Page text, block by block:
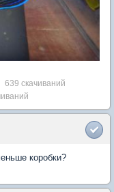
639 скачиваний
коробки?